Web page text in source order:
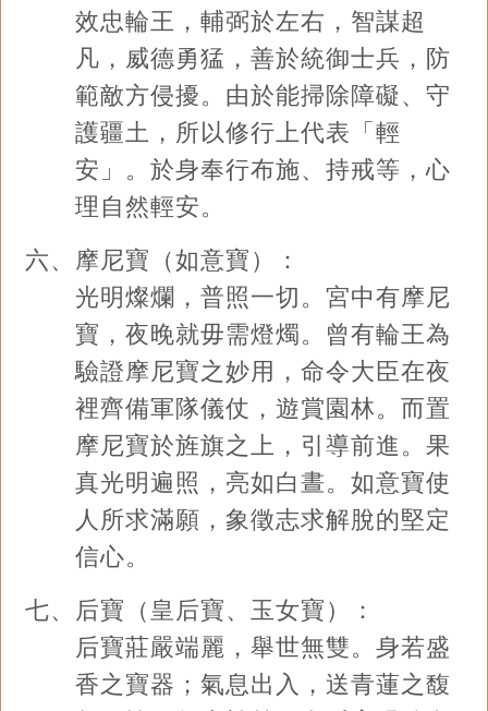
效忠輪王，輔弼於左右，智謀超
凡，威德勇猛，善於統御士兵，防
範敵方侵擾。由於能掃除障礙、守
護疆土，所以修行上代表「輕
安」。於身奉行布施、持戒等，心
理自然輕安。
六、摩尼寶（如意寶）：
光明燦爛，普照一切。宮中有摩尼
寶，夜晚就毋需燈燭。曾有輪王為
驗證摩尼寶之妙用，命令大臣在夜
裡齊備軍隊儀仗，遊賞園林。而置
摩尼寶於旌旗之上，引導前進。果
真光明遍照，亮如白晝。如意寶使
人所求滿願，象徵志求解脫的堅定
信心。
七、后寶（皇后寶、玉女寶）：
后寶莊嚴端麗，舉世無雙。身若盛
香之寶器；氣息出入，送青蓮之馥